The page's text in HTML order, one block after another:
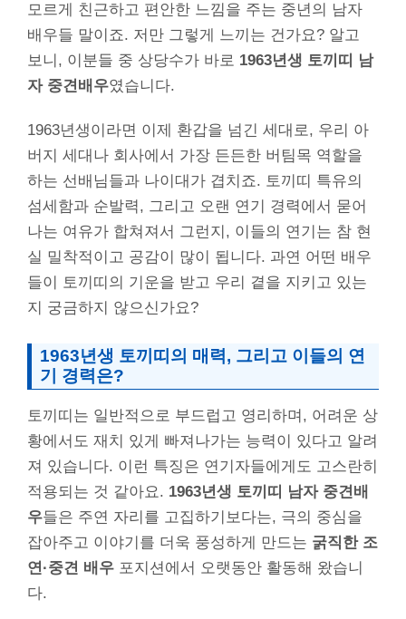
모르게 친근하고 편안한 느낌을 주는 중년의 남자
배우들 말이죠. 저만 그렇게 느끼는 건가요? 알고
보니, 이분들 중 상당수가 바로 1963년생 토끼띠 남
자 중견배우였습니다.
1963년생이라면 이제 환갑을 넘긴 세대로, 우리 아
버지 세대나 회사에서 가장 든든한 버팀목 역할을
하는 선배님들과 나이대가 겹치죠. 토끼띠 특유의
섬세함과 순발력, 그리고 오랜 연기 경력에서 묻어
나는 여유가 합쳐져서 그런지, 이들의 연기는 참 현
실 밀착적이고 공감이 많이 됩니다. 과연 어떤 배우
들이 토끼띠의 기운을 받고 우리 곁을 지키고 있는
지 궁금하지 않으신가요?
1963년생 토끼띠의 매력, 그리고 이들의 연
기 경력은?
토끼띠는 일반적으로 부드럽고 영리하며, 어려운 상
황에서도 재치 있게 빠져나가는 능력이 있다고 알려
져 있습니다. 이런 특징은 연기자들에게도 고스란히
적용되는 것 같아요. 1963년생 토끼띠 남자 중견배
우들은 주연 자리를 고집하기보다는, 극의 중심을
잡아주고 이야기를 더욱 풍성하게 만드는 굵직한 조
연·중견 배우 포지션에서 오랫동안 활동해 왔습니
다.